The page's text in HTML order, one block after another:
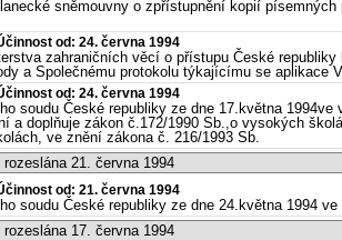
sněmouvny o zpřístupnění kopií
od: 24. června 1994
zahraničních věcí o přístupu České
a Společnému protokolu týkajícímu se aplikace
od: 24. června 1994
soudu České republiky ze dne 17.května
a doplňuje zákon č.172/1990 Sb.,o vysokých
ve znění zákona č. 216/1993 Sb.
rozeslána 21. června 1994
od: 21. června 1994
soudu České republiky ze dne 24.května 1994
rozeslána 17. června 1994